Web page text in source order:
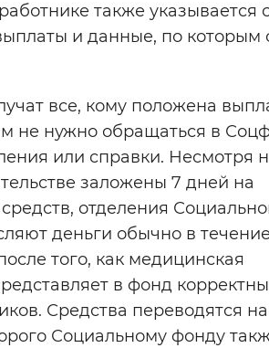
также указывается
и данные, по которым
все, кому положена
не нужно обращаться в
или справки. Несмотря
заложены 7 дней на
отделения
деньги обычно в
того, как медицинская
в фонд
Средства переводятся на
Социальному фонду